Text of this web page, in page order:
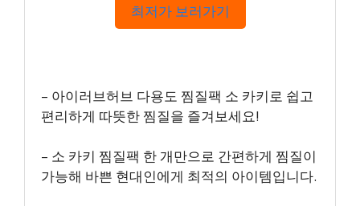
최저가 보러가기
– 아이러브허브 다용도 찜질팩 소 카키로 쉽고
편리하게 따뜻한 찜질을 즐겨보세요!
– 소 카키 찜질팩 한 개만으로 간편하게 찜질이
가능해 바쁜 현대인에게 최적의 아이템입니다.